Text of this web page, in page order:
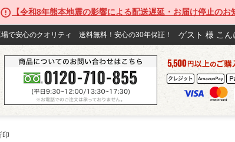
【令和8年熊本地震の影響による配送遅延・お届け停止のお
で安心のクオリティ 送料無料！安心の30年保証！ ゲスト 様
印